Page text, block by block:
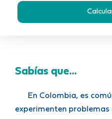
Sabías que...
En Colombia, es
experimenten problemas